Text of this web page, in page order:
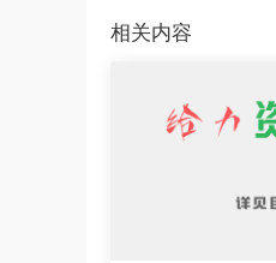
相关内容